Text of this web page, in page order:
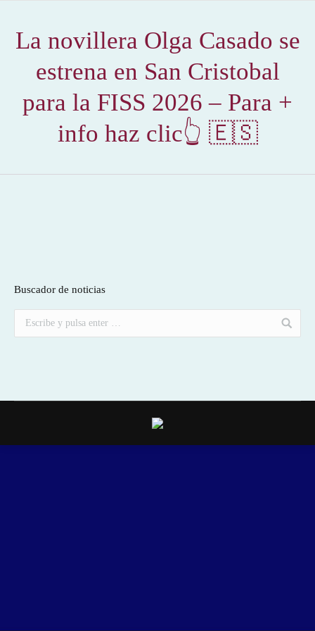
La novillera Olga Casado se
estrena en San Cristobal
para la FISS 2026 – Para +
info haz clic👆 🇪🇸
Buscador de noticias